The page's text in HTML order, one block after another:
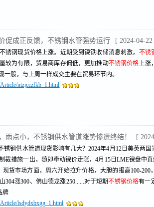
促成正反馈，不锈钢水管强势运行 [ 2024-04-
锈钢现货价格上涨。近期受到镍铁收储消息刺激， 不锈
较为有限，贸易商库存偏低，更加推动不锈钢价格上涨
一般，与上周一样成交主要在贸易环节内。
ntzjcczfkb_1.html
雨点小，不锈钢供水管道涨势惨遭终结！ [
锈钢供水管道现货影响有几大？2024年4月12日美英两
裁措施一出，随即牵动镍价走涨，4月15日LME镍盘中
现货市场方面，周六开始拉升价格，大胆的报高100-
304涨300、佛山德龙涨250......对于短期不锈钢价格有一
牌
lsdydxbxgg_1.html